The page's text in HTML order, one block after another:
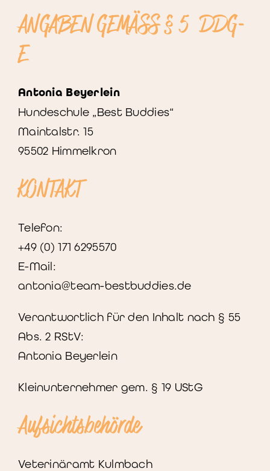
ANGABEN GEMÄSS § 5 DDG-
E
Antonia Beyerlein
Hundeschule „Best Buddies“
Maintalstr. 15
95502 Himmelkron
KONTAKT
Telefon:
+49 (0) 171 6295570
E-Mail:
antonia@team-bestbuddies.de
Verantwortlich für den Inhalt nach § 55
Abs. 2 RStV:
Antonia Beyerlein
Kleinunternehmer gem. § 19 UStG
Aufsichtsbehörde
Veterinäramt Kulmbach